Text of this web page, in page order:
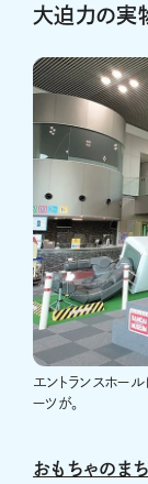
大迫力の実
エントランスホー
ーツが。
おもちゃのま